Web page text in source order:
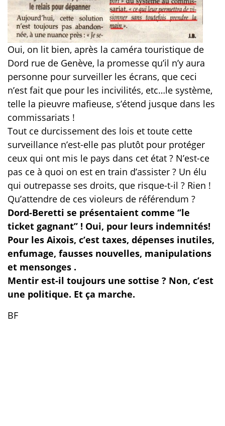
Oui, on lit bien, après la caméra touristique de
Dord rue de Genève, la promesse qu’il n’y aura
personne pour surveiller les écrans, que ceci
n’est fait que pour les incivilités, etc…le système,
telle la pieuvre mafieuse, s’étend jusque dans les
commissariats !
Tout ce durcissement des lois et toute cette
surveillance n’est-elle pas plutôt pour protéger
ceux qui ont mis le pays dans cet état ? N’est-ce
pas ce à quoi on est en train d’assister ? Un élu
qui outrepasse ses droits, que risque-t-il ? Rien !
Qu’attendre de ces violeurs de référendum ?
Dord-Beretti se présentaient comme ‘’le
ticket gagnant’’ ! Oui, pour leurs indemnités!
Pour les Aixois, c’est taxes, dépenses inutiles,
enfumage, fausses nouvelles, manipulations
et mensonges .
Mentir est-il toujours une sottise ? Non, c’est
une politique. Et ça marche.
BF